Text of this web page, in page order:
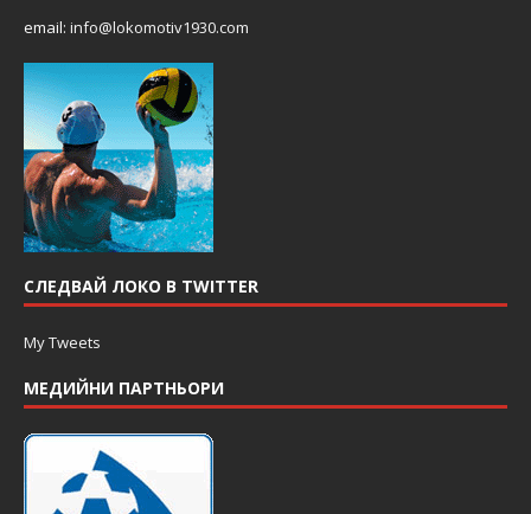
email: info@lokomotiv1930.com
СЛЕДВАЙ ЛОКО В TWITTER
My Tweets
МЕДИЙНИ ПАРТНЬОРИ